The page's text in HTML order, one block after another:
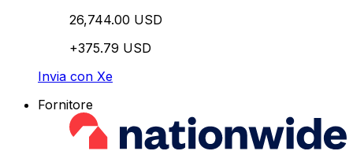
26,744.00 USD
+375.79 USD
Invia con Xe
Fornitore